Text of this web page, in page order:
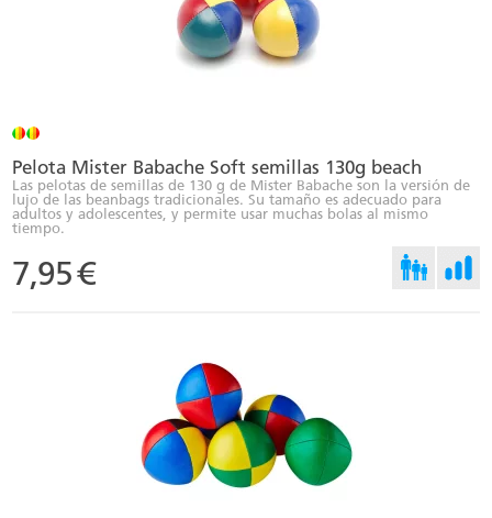
Pelota Mister Babache Soft semillas 130g beach
Las pelotas de semillas de 130 g de Mister Babache son la versión de
lujo de las beanbags tradicionales. Su tamaño es adecuado para
adultos y adolescentes, y permite usar muchas bolas al mismo
tiempo.
7,95€